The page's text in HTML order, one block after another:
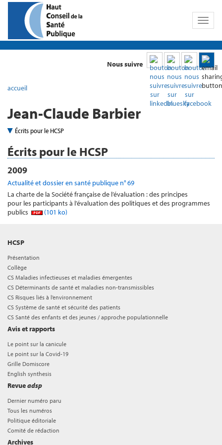
Toggle
Nous suivre
accueil
Jean-Claude Barbier
Écrits pour le HCSP
Écrits pour le HCSP
2009
Actualité et dossier en santé publique n° 69
La charte de la Société française de l’évaluation : des principes
pour les participants à l’évaluation des politiques et des programmes
publics
(101 ko)
HCSP
Présentation
Collège
CS Maladies infectieuses et maladies émergentes
CS Déterminants de santé et maladies non-transmissibles
CS Risques liés à l’environnement
CS Système de santé et sécurité des patients
CS Santé des enfants et des jeunes / approche populationnelle
Avis et rapports
Le point sur la canicule
Le point sur la Covid-19
Grille Domiscore
English synthesis
Revueadsp
Dernier numéro paru
Tous les numéros
Politique éditoriale
Comité de rédaction
Archives